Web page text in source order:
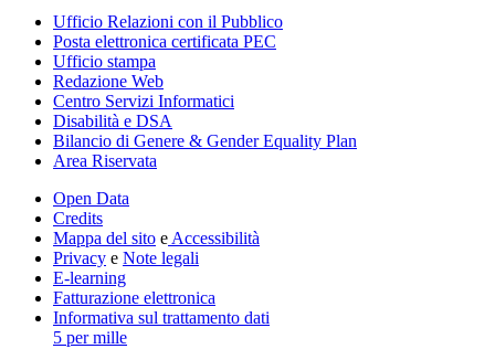
Ufficio Relazioni con il Pubblico
Posta elettronica certificata PEC
Ufficio stampa
Redazione Web
Centro Servizi Informatici
Disabilità e DSA
Bilancio di Genere & Gender Equality Plan
Area Riservata
Open Data
Credits
Mappa del sito e Accessibilità
Privacy e Note legali
E-learning
Fatturazione elettronica
Informativa sul trattamento dati
5 per mille